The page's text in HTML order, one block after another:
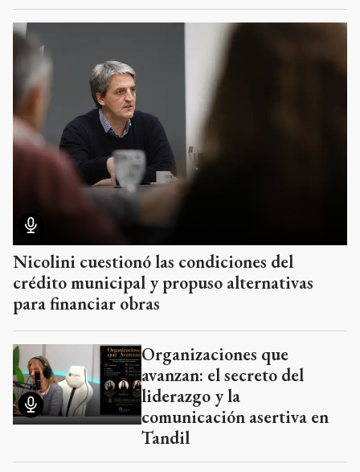
Nicolini cuestionó las condiciones del
crédito municipal y propuso alternativas
para financiar obras
Organizaciones que
avanzan: el secreto del
liderazgo y la
comunicación asertiva en
Tandil